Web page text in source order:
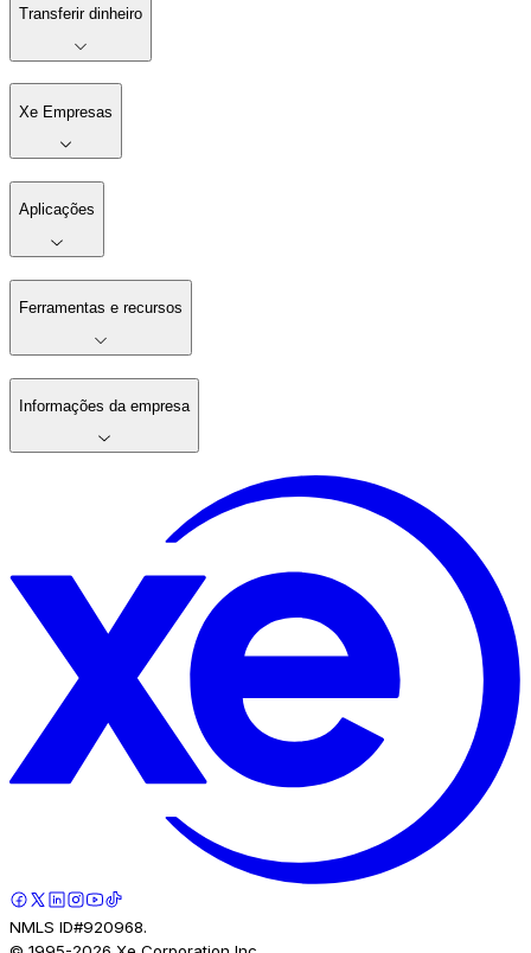
Transferir dinheiro
Xe Empresas
Aplicações
Ferramentas e recursos
Informações da empresa
NMLS ID#920968.